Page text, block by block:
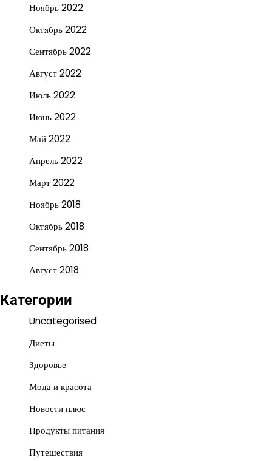
Ноябрь 2022
Октябрь 2022
Сентябрь 2022
Август 2022
Июль 2022
Июнь 2022
Май 2022
Апрель 2022
Март 2022
Ноябрь 2018
Октябрь 2018
Сентябрь 2018
Август 2018
Категории
Uncategorised
Диеты
Здоровье
Мода и красота
Новости плюс
Продукты питания
Путешествия